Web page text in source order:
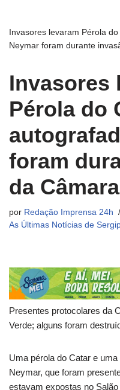
Invasores levaram Pérola
Neymar foram durante
Invasores
Pérola do
foram
da Câmara
por Redação Imprensa 24h
As Últimas Notícias de
Presentes protocolares da
Verde; alguns foram
Uma pérola do Catar e
Neymar, que foram
estavam expostas no